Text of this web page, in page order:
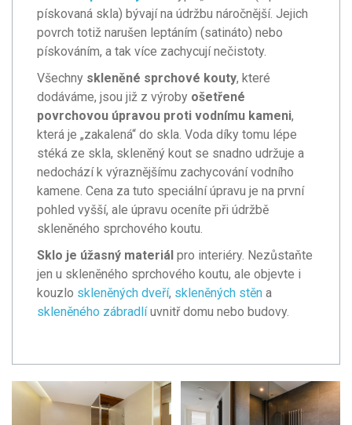
pískovaná skla) bývají na údržbu náročnější. Jejich
povrch totiž narušen leptáním (satináto) nebo
pískováním, a tak více zachycují nečistoty.
Všechny skleněné sprchové kouty, které
dodáváme, jsou již z výroby ošetřené
povrchovou úpravou proti vodnímu kameni,
která je „zakalená“ do skla. Voda díky tomu lépe
stéká ze skla, skleněný kout se snadno udržuje a
nedochází k výraznějšímu zachycování vodního
kamene. Cena za tuto speciální úpravu je na první
pohled vyšší, ale úpravu oceníte při údržbě
skleněného sprchového koutu.
Sklo je úžasný materiálpro interiéry. Nezůstaňte
jen u skleněného sprchového koutu, ale objevte i
kouzlo skleněných dveří, skleněných stěna
skleněného zábradlíuvnitř domu nebo budovy.